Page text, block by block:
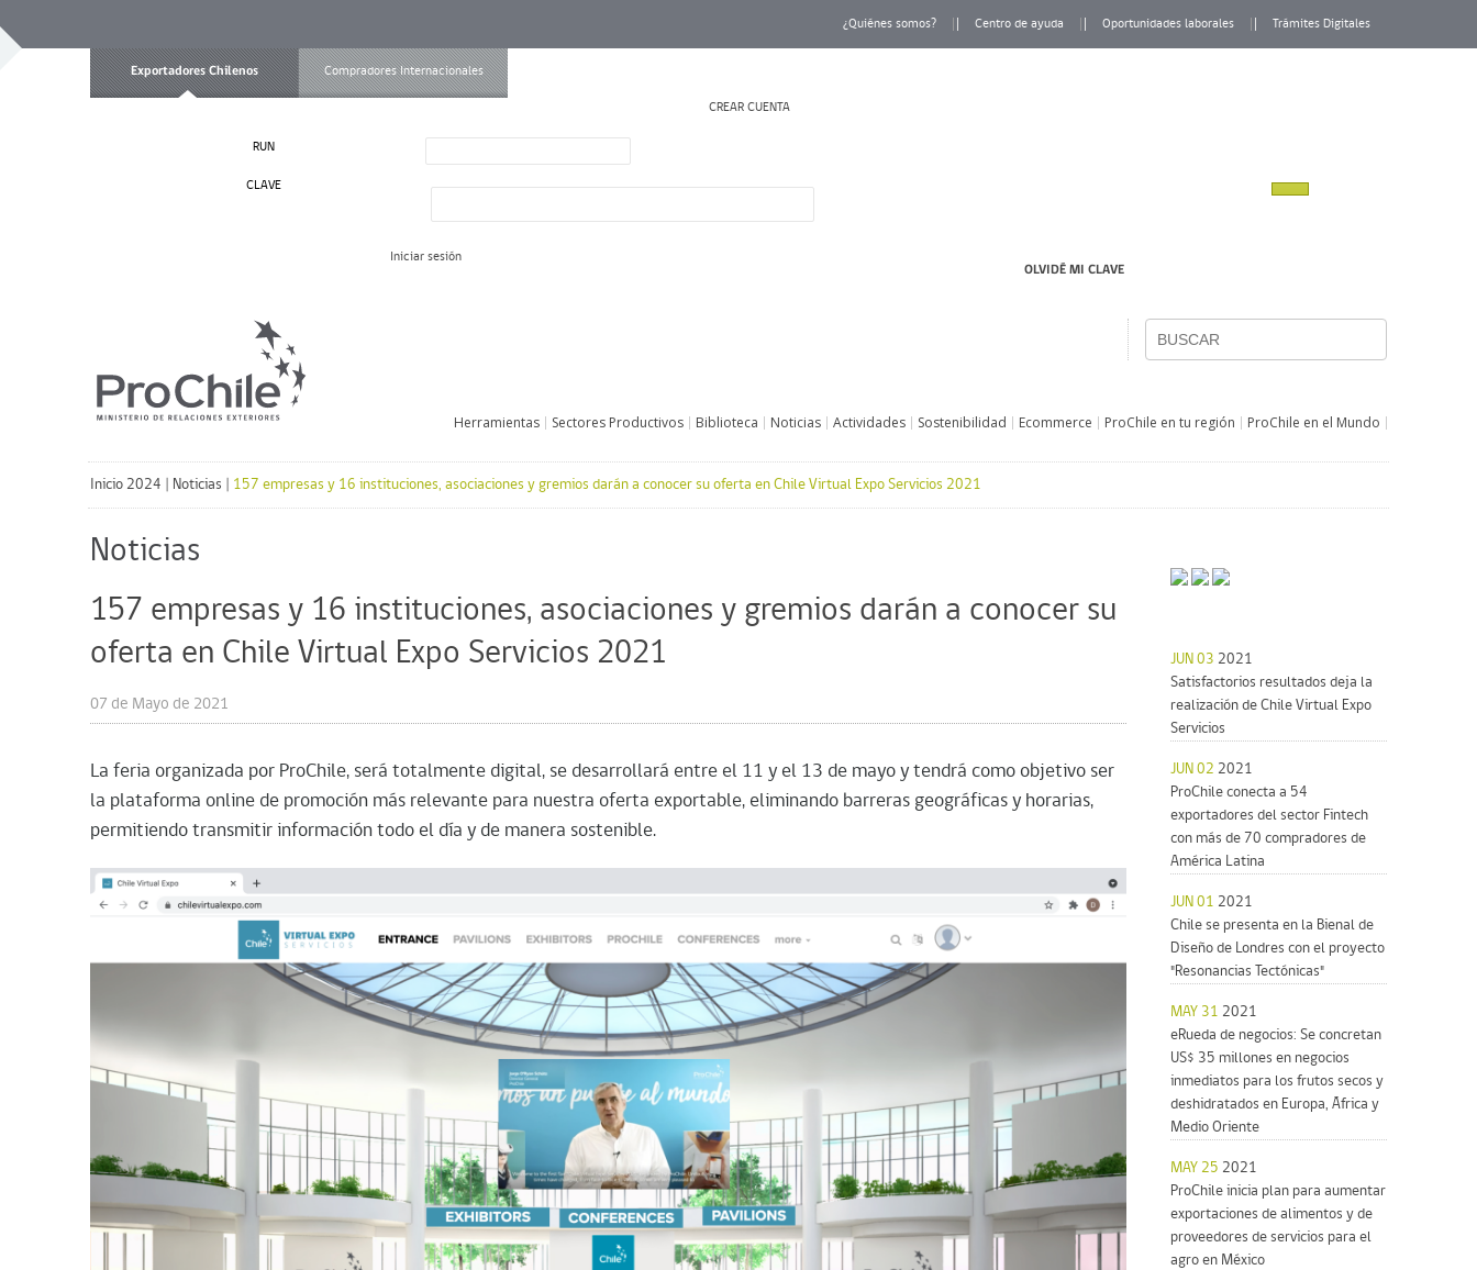
¿Quiénes somos? Centro de ayuda Oportunidades laborales Trámites Digitales
Exportadores Chilenos Compradores Internacionales
CREAR CUENTA
RUN
CLAVE
Iniciar sesión
OLVIDÉ MI CLAVE
Herramientas Sectores Productivos Biblioteca Noticias Actividades Sostenibilidad Ecommerce ProChile en tu región ProChile en el Mundo
Inicio 2024 Noticias 157 empresas y 16 instituciones, asociaciones y gremios darán a conocer su oferta en Chile Virtual Expo Servicios 2021
Noticias
157 empresas y 16 instituciones, asociaciones y gremios darán a conocer su
oferta en Chile Virtual Expo Servicios 2021
07 de Mayo de 2021
La feria organizada por ProChile, será totalmente digital, se desarrollará entre el 11 y el 13 de mayo y tendrá como objetivo ser
la plataforma online de promoción más relevante para nuestra oferta exportable, eliminando barreras geográficas y horarias,
permitiendo transmitir información todo el día y de manera sostenible.
JUN 03 2021
Satisfactorios resultados deja la
realización de Chile Virtual Expo
Servicios
JUN 02 2021
ProChile conecta a 54
exportadores del sector Fintech
con más de 70 compradores de
América Latina
JUN 01 2021
Chile se presenta en la Bienal de
Diseño de Londres con el proyecto
"Resonancias Tectónicas"
MAY 31 2021
eRueda de negocios: Se concretan
US$ 35 millones en negocios
inmediatos para los frutos secos y
deshidratados en Europa, África y
Medio Oriente
MAY 25 2021
ProChile inicia plan para aumentar
exportaciones de alimentos y de
proveedores de servicios para el
agro en México